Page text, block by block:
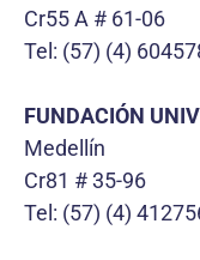
Cr55 A # 61-06
Tel: (57) (4)
FUNDACIÓN
Medellín
Cr81 # 35-96
Tel: (57) (4)